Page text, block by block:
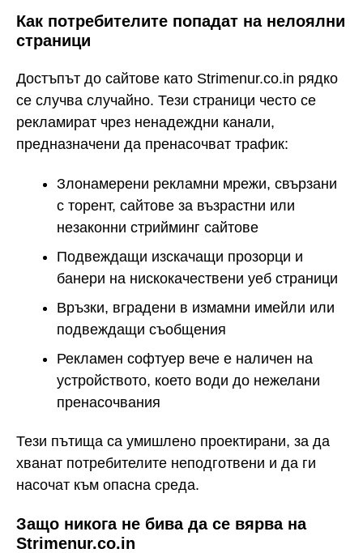
Как потребителите попадат на нелоялни
страници
Достъпът до сайтове като Strimenur.co.in рядко
се случва случайно. Тези страници често се
рекламират чрез ненадеждни канали,
предназначени да пренасочват трафик:
Злонамерени рекламни мрежи, свързани
с торент, сайтове за възрастни или
незаконни стрийминг сайтове
Подвеждащи изскачащи прозорци и
банери на нискокачествени уеб страници
Връзки, вградени в измамни имейли или
подвеждащи съобщения
Рекламен софтуер вече е наличен на
устройството, което води до нежелани
пренасочвания
Тези пътища са умишлено проектирани, за да
хванат потребителите неподготвени и да ги
насочат към опасна среда.
Защо никога не бива да се вярва на
Strimenur.co.in